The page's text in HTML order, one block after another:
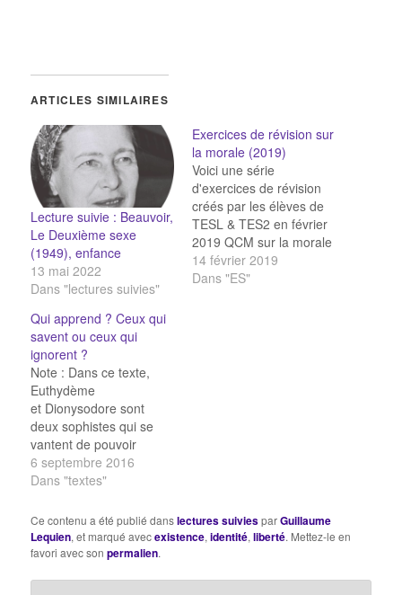
ARTICLES SIMILAIRES
Lecture suivie : Beauvoir,
Le Deuxième sexe
(1949), enfance
13 mai 2022
Dans "lectures suivies"
Exercices de révision sur
la morale (2019)
Voici une série
d'exercices de révision
créés par les élèves de
TESL & TES2 en février
2019 QCM sur la morale
QCM sur la morale QCM
sur les théories morales
14 février 2019
Dans "ES"
Qui apprend ? Ceux qui
savent ou ceux qui
ignorent ?
Note : Dans ce texte,
Euthydème
et Dionysodore sont
deux sophistes qui se
vantent de pouvoir
montrer, à volonté, une
thèse et son contraire ;
jeune Clinias.
Euthydème commença à
peu près comme cela :
6 septembre 2016
Dans "textes"
Ce contenu a été publié danslectures suiviesparGuillaume
Lequien, et marqué avecexistence,identité,liberté. Mettez-le en
favori avec sonpermalien.